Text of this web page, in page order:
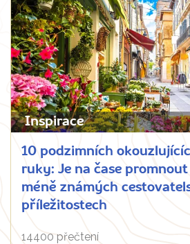
Inspirace
10 podzimních
ruky: Je na čase
méně známých
příležitostech
14400 přečtení